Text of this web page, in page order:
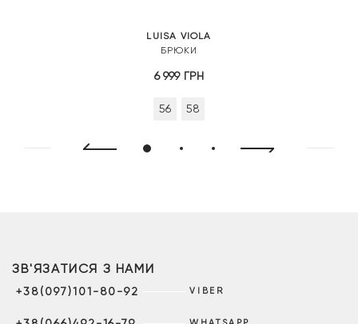
LUISA VIOLA
БРЮКИ
6 999 ГРН
56 58
ЗВ'ЯЗАТИСЯ З НАМИ
+38(097)101-80-92 VIBER